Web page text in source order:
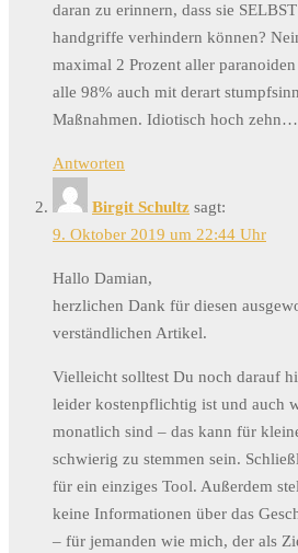
daran zu erinnern, dass sie
handgriffe verhindern können?
maximal 2 Prozent aller
alle 98% auch mit derart
Maßnahmen. Idiotisch hoch zehn…
Antworten
Birgit Schultz sagt:
9. Oktober 2019 um 22:44 Uhr
Hallo Damian,
herzlichen Dank für diesen
verständlichen Artikel.
Vielleicht solltest Du noch darauf
leider kostenpflichtig ist und auch
monatlich sind – das kann für
schwierig zu stemmen sein.
für ein einziges Tool. Außerdem
keine Informationen über das
– für jemanden wie mich, der als